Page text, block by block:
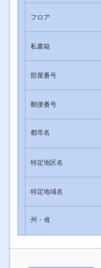
フロア
私書箱
部屋番号
郵便番号
都市名
特定地区名
特定地域名
州・省